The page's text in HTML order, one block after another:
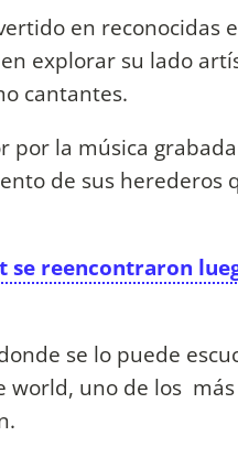
en reconocidas
explorar su lado
cantantes.
por la música
de sus herederos
se reencontraron
se lo puede
world, uno de los